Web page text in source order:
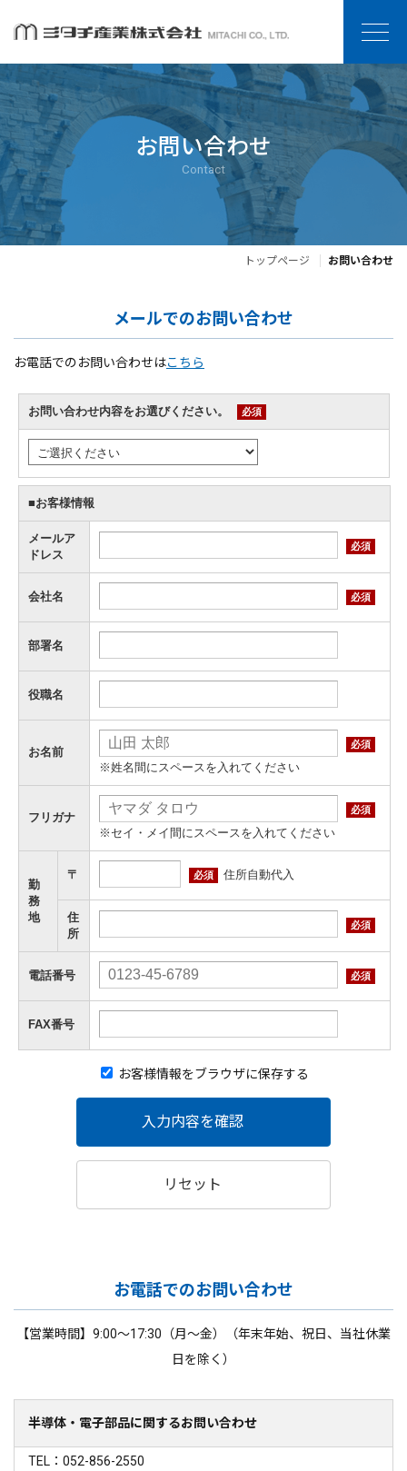
お問い合わせ
Contact
トップページ お問い合わせ
メールでのお問い合わせ
お電話でのお問い合わせはこちら
お問い合わせ内容をお選びください。 必須
■お客様情報
メールア
ドレス
必須
会社名 必須
部署名
役職名
お名前
必須
※姓名間にスペースを入れてください
フリガナ
必須
※セイ・メイ間にスペースを入れてください
勤
務
地
〒 必須 住所自動代入
住
所
必須
電話番号 必須
FAX番号
お客様情報をブラウザに保存する
入力内容を確認
リセット
お電話でのお問い合わせ
【営業時間】9:00～17:30（月～金）（年末年始、祝日、当社休業
日を除く）
半導体・電子部品に関するお問い合わせ
TEL：052-856-2550